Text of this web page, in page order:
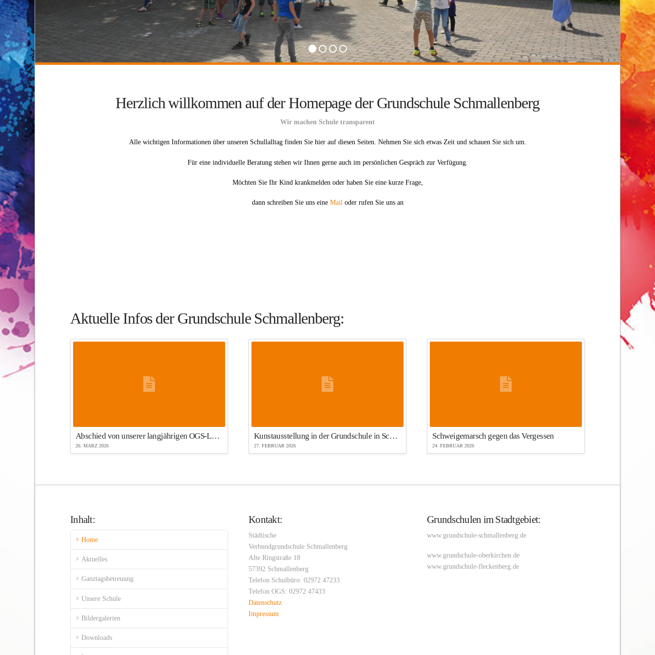
Herzlich willkommen auf der Homepage der Grundschule Schmallenberg
Wir machen Schule transparent
Alle wichtigen Informationen über unseren Schullalltag finden Sie hier auf diesen Seiten. Nehmen Sie sich etwas Zeit und schauen Sie sich um.
Für eine individuelle Beratung stehen wir Ihnen gerne auch im persönlichen Gespräch zur Verfügung.
Möchten Sie Ihr Kind krankmelden oder haben Sie eine kurze Frage,
dann schreiben Sie uns eine Mail oder rufen Sie uns an
Aktuelle Infos der Grundschule Schmallenberg:
Abschied von unserer langjährigen OGS-Leiterin Christel Stark
26. MÄRZ 2026
Kunstausstellung in der Grundschule in Schmallenberg
27. FEBRUAR 2026
Schweigemarsch gegen das Vergessen
24. FEBRUAR 2026
Inhalt:
Home
Aktuelles
Ganztagsbetreuung
Unsere Schule
Bildergalerien
Downloads
Kontakt:
Städtische
Verbundgrundschule Schmallenberg
Alte Ringstraße 18
57392 Schmallenberg
Telefon Schulbüro: 02972 47233
Telefon OGS: 02972 47433
Datenschutz
Impressum
Grundschulen im Stadtgebiet:
www.grundschule-schmallenberg.de
www.grundschule-oberkirchen.de
www.grundschule-fleckenberg.de